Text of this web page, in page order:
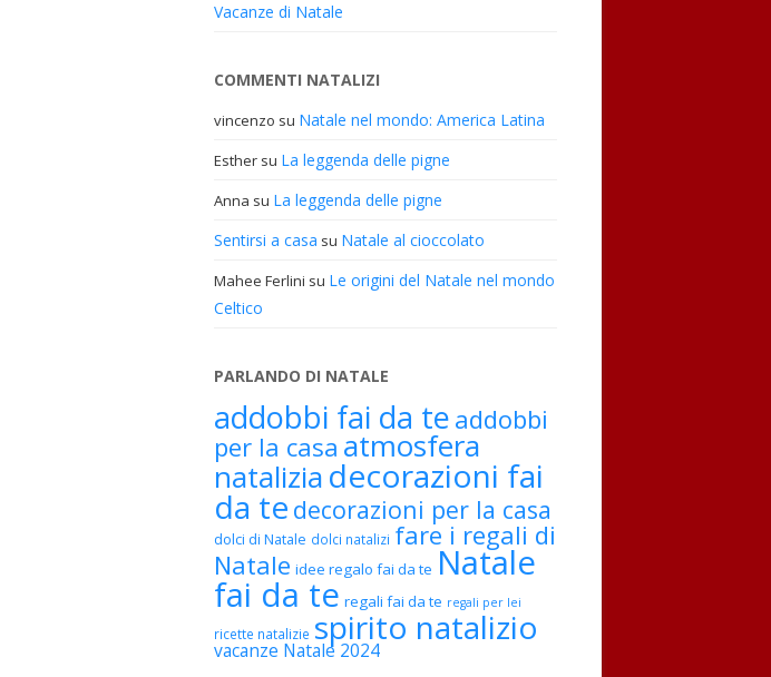
Vacanze di Natale
COMMENTI NATALIZI
vincenzo su Natale nel mondo: America Latina
Esther su La leggenda delle pigne
Anna su La leggenda delle pigne
Sentirsi a casa su Natale al cioccolato
Mahee Ferlini su Le origini del Natale nel mondo
Celtico
PARLANDO DI NATALE
addobbi fai da te addobbi
per la casa atmosfera
nataliziadecorazioni fai
da te decorazioni per la casa
dolci di Natale dolci natalizi fare i regali di
Natale idee regalo fai da te Natale
fai da te regali fai da te regali per lei
ricette natalizie spirito natalizio
vacanze Natale 2024